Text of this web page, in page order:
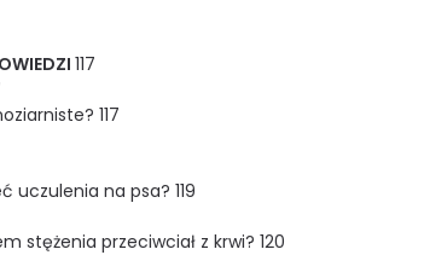
117
117
na psa? 119
stężenia przeciwciał z krwi? 120